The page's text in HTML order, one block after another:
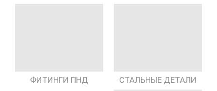
ФИТИНГИ ПНД СТАЛЬНЫЕ ДЕТАЛИ